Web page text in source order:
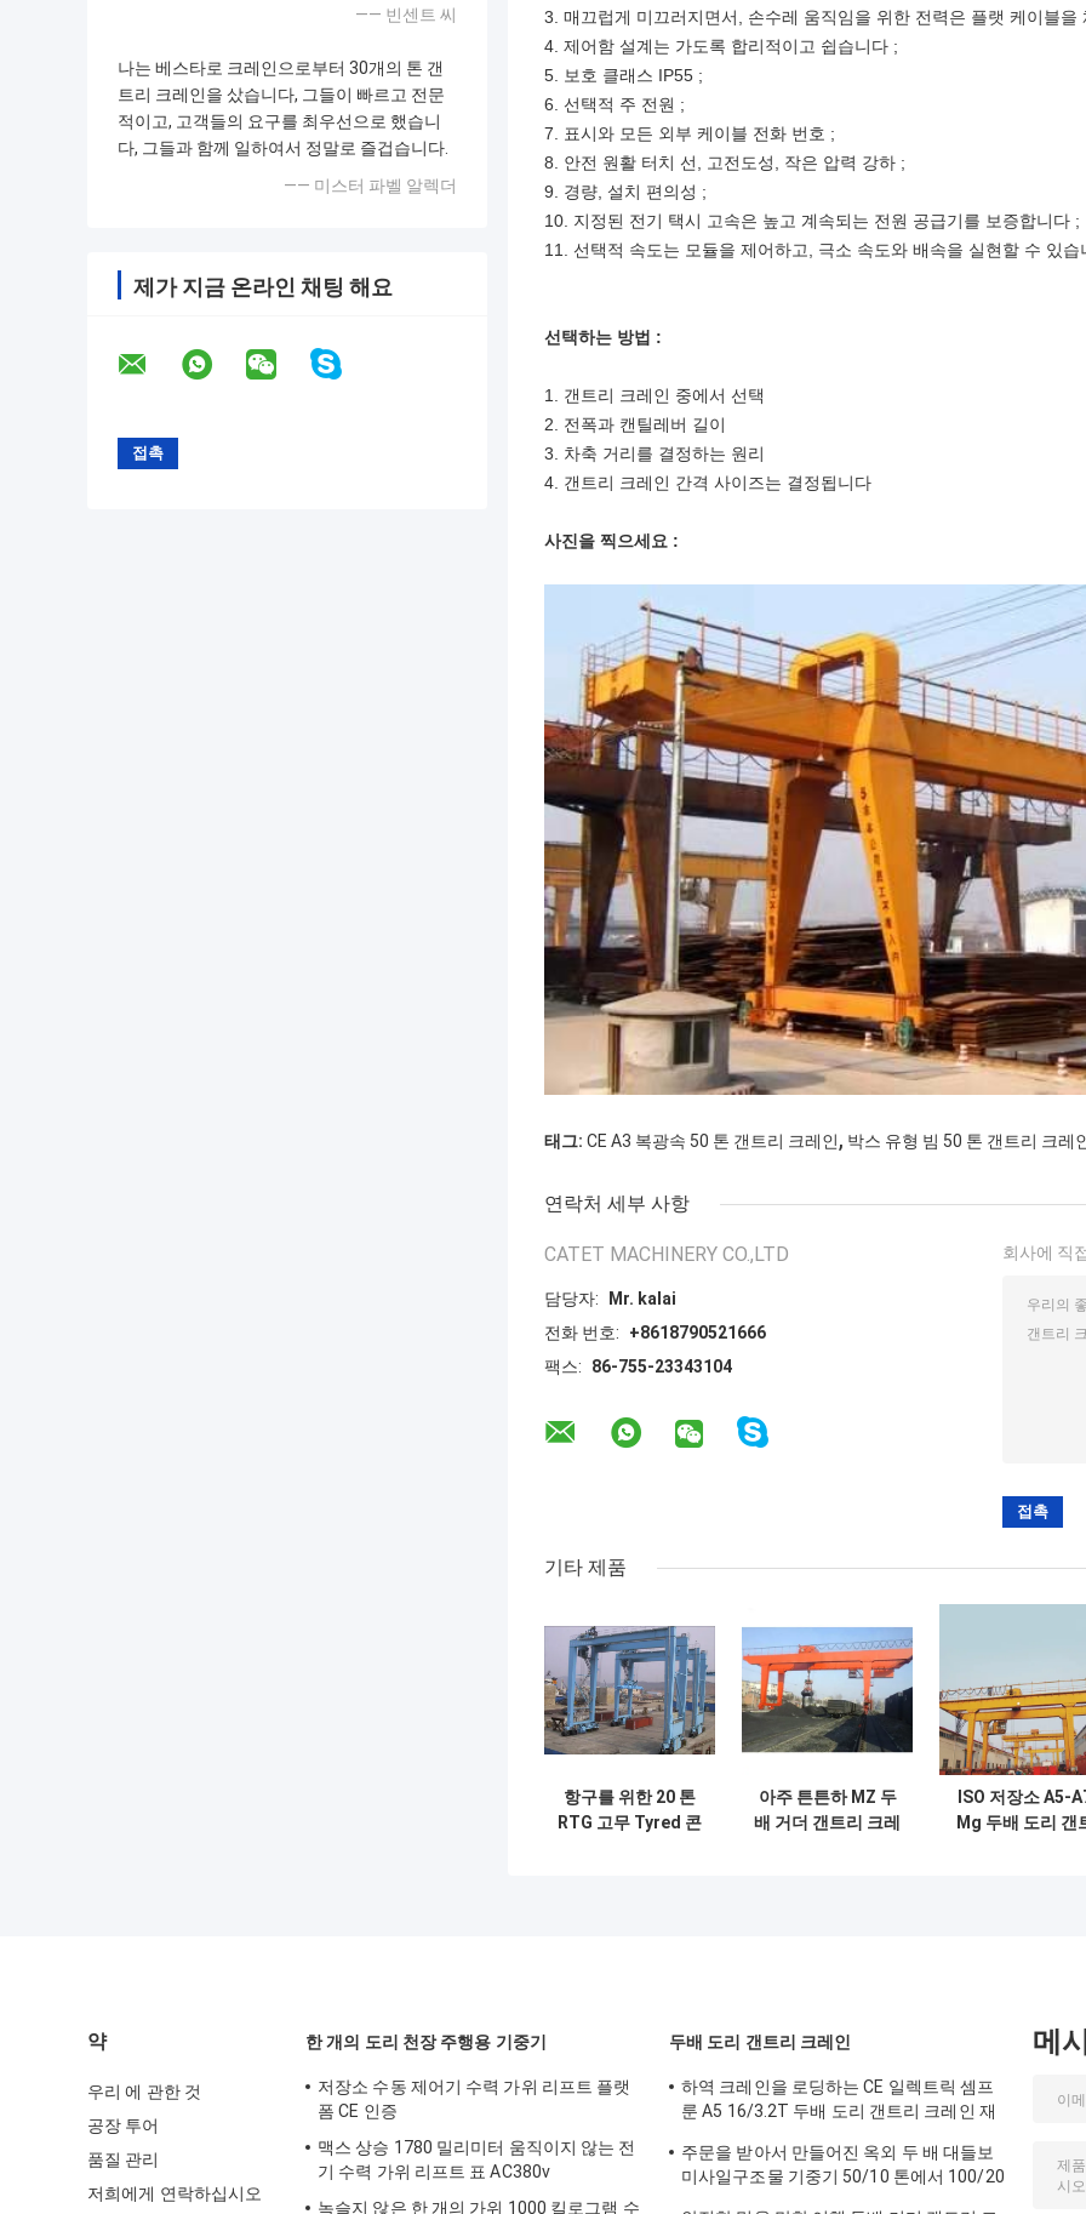
—— 빈센트 씨
나는 베스타로 크레인으로부터 30개의 톤 갠
트리 크레인을 샀습니다, 그들이 빠르고 전문
적이고, 고객들의 요구를 최우선으로 했습니
다, 그들과 함께 일하여서 정말로 즐겁습니다.
—— 미스터 파벨 알렉더
제가 지금 온라인 채팅 해요
3. 매끄럽게 미끄러지면서, 손수레 움직임을 위한 전력은 플랫 케이블을
4. 제어함 설계는 가도록 합리적이고 쉽습니다 ;
5. 보호 클래스 IP55 ;
6. 선택적 주 전원 ;
7. 표시와 모든 외부 케이블 전화 번호 ;
8. 안전 원활 터치 선, 고전도성, 작은 압력 강하 ;
9. 경량, 설치 편의성 ;
10. 지정된 전기 택시 고속은 높고 계속되는 전원 공급기를 보증합니다 ;
11. 선택적 속도는 모듈을 제어하고, 극소 속도와 배속을 실현할 수 있습
선택하는 방법 :
1. 갠트리 크레인 중에서 선택
2. 전폭과 캔틸레버 길이
3. 차축 거리를 결정하는 원리
4. 갠트리 크레인 간격 사이즈는 결정됩니다
사진을 찍으세요 :
태그: CE A3 복광속 50 톤 갠트리 크레인, 박스 유형 빔 50 톤 갠트리 크레
연락처 세부 사항
CATET MACHINERY CO.,LTD
담당자:
Mr. kalai
전화 번호:
+8618790521666
팩스:
86-755-23343104
회사에 직
기타 제품
항구를 위한 20 톤
RTG 고무 Tyred 콘
아주 튼튼하 MZ 두
배 거더 갠트리 크레
ISO 저장소 A5-
Mg 두배 도리 갠
약
우리 에 관한 것
공장 투어
품질 관리
저희에게 연락하십시오
한 개의 도리 천장 주행용 기중기
저장소 수동 제어기 수력 가위 리프트 플랫
폼 CE 인증
맥스 상승 1780 밀리미터 움직이지 않는 전
기 수력 가위 리프트 표 AC380v
녹슬지 않은 한 개의 가위 1000 킬로그램 수
두배 도리 갠트리 크레인
하역 크레인을 로딩하는 CE 일렉트릭 셈프
룬 A5 16/3.2T 두배 도리 갠트리 크레인 재
주문을 받아서 만들어진 옥외 두 배 대들보
미사일구조물 기중기 50/10 톤에서 100/20
메